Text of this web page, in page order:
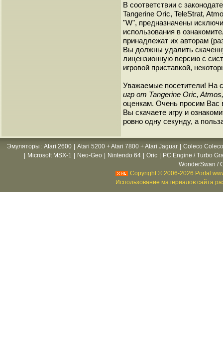
В соответствии с
Tangerine Oric, TeleStrat,
"W", предназначены
использования в
принадлежат их авторам
Вы должны удалить
лицензионную версию с
игровой приставкой,
Уважаемые посетители! На
игр от Tangerine Oric,
оценкам. Очень просим Вас
Вы скачаете игру и
ровно одну секунду, а
Эмуляторы : Atari 2600 Atari 5200 + Atari 7800 + Atari Jaguar
Coleco
Microsoft MSX-1 Neo-Geo Nintendo 64 Oric
PC Engine / Turbo
WonderSwan /
Copyright © 2006-2026 Portal
Использование материалов сайта